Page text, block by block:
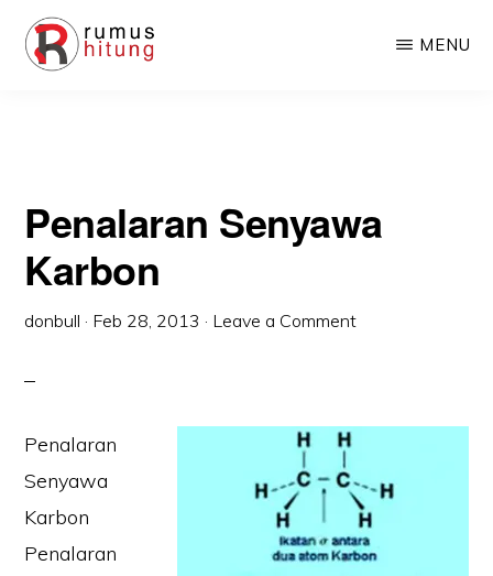
Skip
Skip
Kimia,
Biologi,
dan
Excel
MENU
Penalaran Senyawa
Karbon
donbull · Feb 28, 2013 · Leave a Comment
Penalaran
Senyawa
Karbon
Penalaran